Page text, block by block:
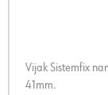
Vijak Sistemfix
41mm.